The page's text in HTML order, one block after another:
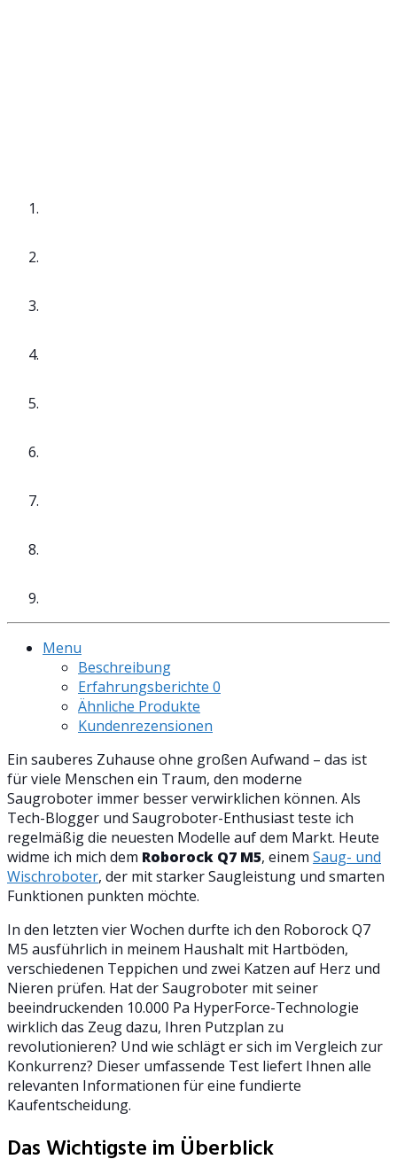
Menu
Beschreibung
Erfahrungsberichte 0
Ähnliche Produkte
Kundenrezensionen
Ein sauberes Zuhause ohne großen Aufwand – das ist
für viele Menschen ein Traum, den moderne
Saugroboter immer besser verwirklichen können. Als
Tech-Blogger und Saugroboter-Enthusiast teste ich
regelmäßig die neuesten Modelle auf dem Markt. Heute
widme ich mich dem Roborock Q7 M5, einem Saug- und
Wischroboter, der mit starker Saugleistung und smarten
Funktionen punkten möchte.
In den letzten vier Wochen durfte ich den Roborock Q7
M5 ausführlich in meinem Haushalt mit Hartböden,
verschiedenen Teppichen und zwei Katzen auf Herz und
Nieren prüfen. Hat der Saugroboter mit seiner
beeindruckenden 10.000 Pa HyperForce-Technologie
wirklich das Zeug dazu, Ihren Putzplan zu
revolutionieren? Und wie schlägt er sich im Vergleich zur
Konkurrenz? Dieser umfassende Test liefert Ihnen alle
relevanten Informationen für eine fundierte
Kaufentscheidung.
Das Wichtigste im Überblick